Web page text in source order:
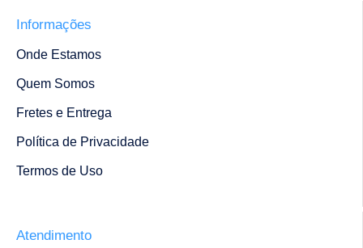
Informações
Onde Estamos
Quem Somos
Fretes e Entrega
Política de Privacidade
Termos de Uso
Atendimento